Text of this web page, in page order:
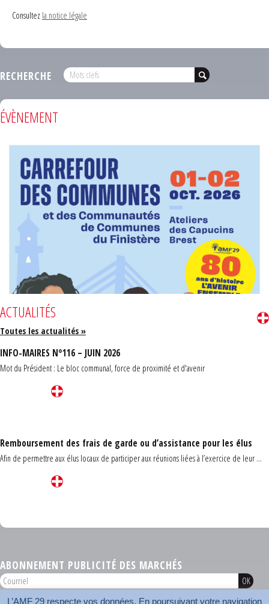
Consultez la notice légale
RECHERCHE
ÉVÈNEMENT
ACTUALITÉS
Toutes les actualités »
INFO-MAIRES N°116 – JUIN 2026
Mot du Président : Le bloc communal, force de proximité et d'avenir
Remboursement des frais de garde ou d’assistance pour les élus
Afin de permettre aux élus locaux de participer aux réunions liées à l’exercice de leur ...
ABONNEMENT PUBLICITÉ DES MARCHÉS
L’AMF 29 respecte vos données. En poursuivant votre navigation